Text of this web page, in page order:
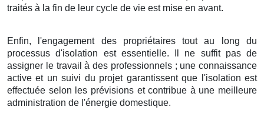
traités à la fin de leur cycle de vie est mise en avant.
Enfin, l'engagement des propriétaires tout au long du
processus d'isolation est essentielle. Il ne suffit pas de
assigner le travail à des professionnels ; une connaissance
active et un suivi du projet garantissent que l'isolation est
effectuée selon les prévisions et contribue à une meilleure
administration de l'énergie domestique.